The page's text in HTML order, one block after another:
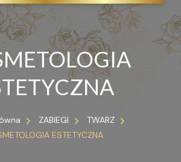
ZABIEGI
TWARZ
ESTETYCZNA